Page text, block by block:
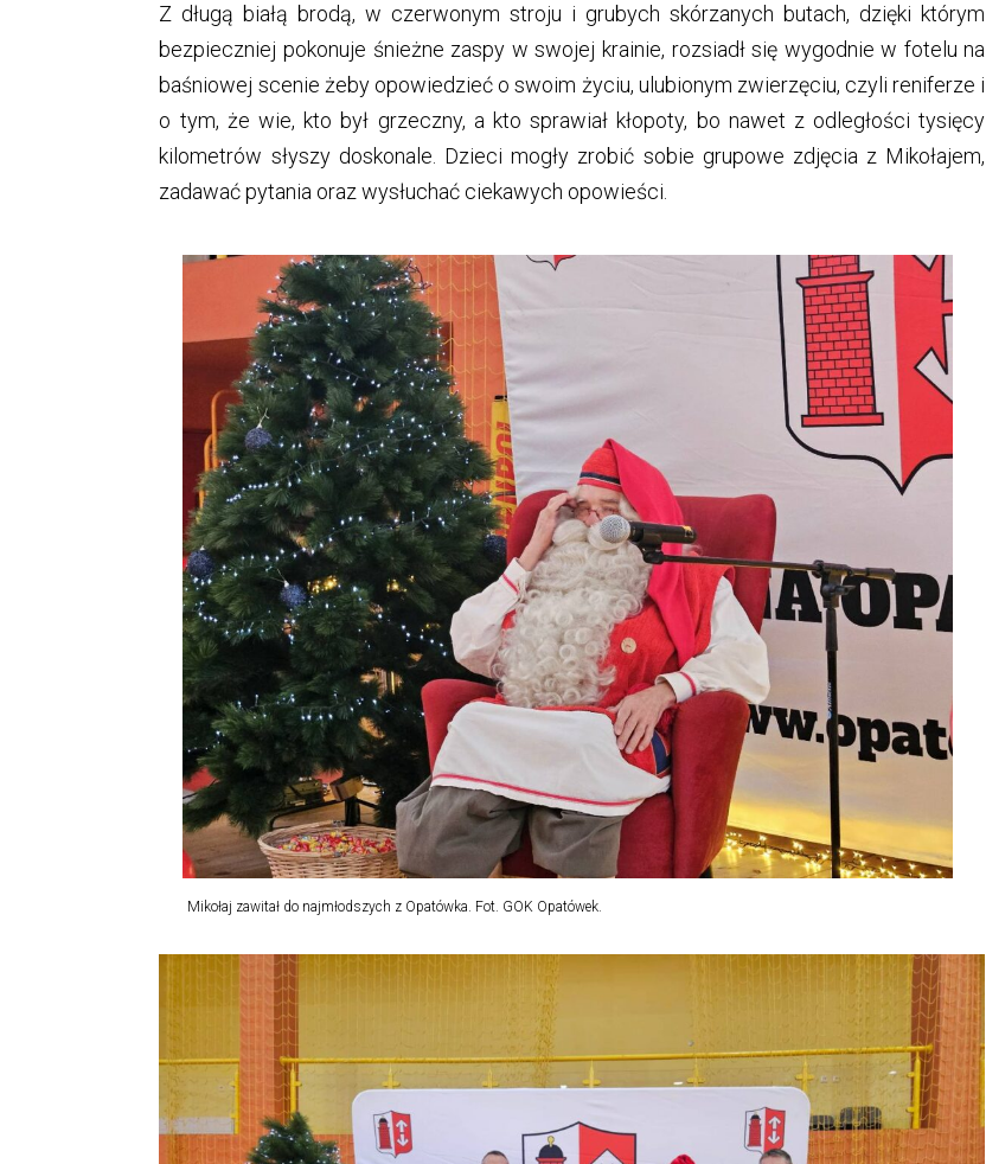
Z długą białą brodą, w czerwonym stroju i grubych skórzanych butach, dzięki którym
bezpieczniej pokonuje śnieżne zaspy w swojej krainie, rozsiadł się wygodnie w fotelu na
baśniowej scenie żeby opowiedzieć o swoim życiu, ulubionym zwierzęciu, czyli reniferze i
o tym, że wie, kto był grzeczny, a kto sprawiał kłopoty, bo nawet z odległości tysięcy
kilometrów słyszy doskonale. Dzieci mogły zrobić sobie grupowe zdjęcia z Mikołajem,
zadawać pytania oraz wysłuchać ciekawych opowieści.
Mikołaj zawitał do najmłodszych z Opatówka. Fot. GOK Opatówek.